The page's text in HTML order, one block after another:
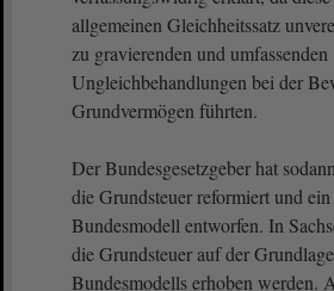
allgemeinen Gleichheitssatz
zu gravierenden und umfassenden
Ungleichbehandlungen bei der
Grundvermögen führten.
Der Bundesgesetzgeber hat
die Grundsteuer reformiert und ein
Bundesmodell entworfen. In
die Grundsteuer auf der
Bundesmodells erhoben werden.